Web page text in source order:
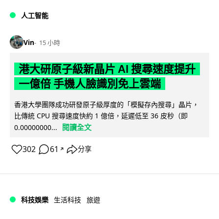
人工智能
Vin 15 小時
港大研原子級新晶片 AI 搜尋速度提升
一億倍 手機人臉識別免上雲端
香港大學團隊成功研發原子級厚度的「模擬存內搜尋」晶片，
比傳統 CPU 搜尋速度快約 1 億倍，延遲低至 36 皮秒（即
0.00000000...
閱讀全文
302 61 ↗ 分享
科技娛樂 生活科技 旅遊